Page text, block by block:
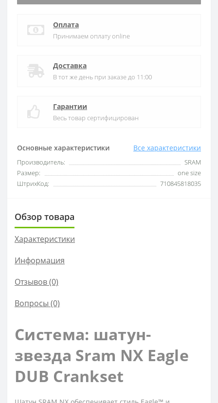
Основные характеристики Все характеристики
Производитель:
SRAM
Размер:
one size
ШтрихКод:
710845818035
Оплата
Принимаем оплату online
Доставка
В тот же день при заказе до 11:00
Гарантии
Весь товар сертифицирован
Обзор товара
Характеристики
Информация
Отзывов (0)
Вопросы (0)
Система: шатун-
звезда Sram NX Eagle
DUB Crankset